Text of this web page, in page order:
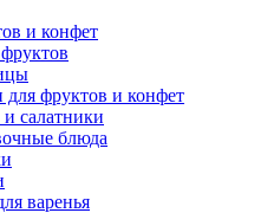
и конфет
для фруктов и конфет
салатники
блюда
варенья